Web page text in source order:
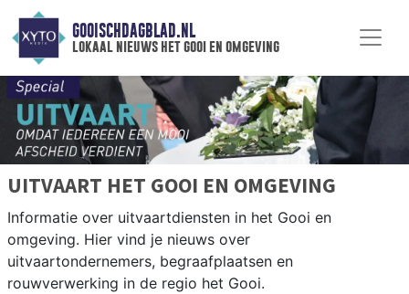
GOOISCHDAGBLAD.NL
lokaal nieuws het gooi en omgeving
UITVAART HET GOOI EN OMGEVING
Informatie over uitvaartdiensten in het Gooi en
omgeving. Hier vind je nieuws over
uitvaartondernemers, begraafplaatsen en
rouwverwerking in de regio het Gooi.